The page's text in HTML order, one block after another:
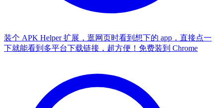
装个 APK Helper 扩展，逛网页时看到想下的 app，直接点一
下就能看到多平台下载链接，超方便！ 免费装到 Chrome